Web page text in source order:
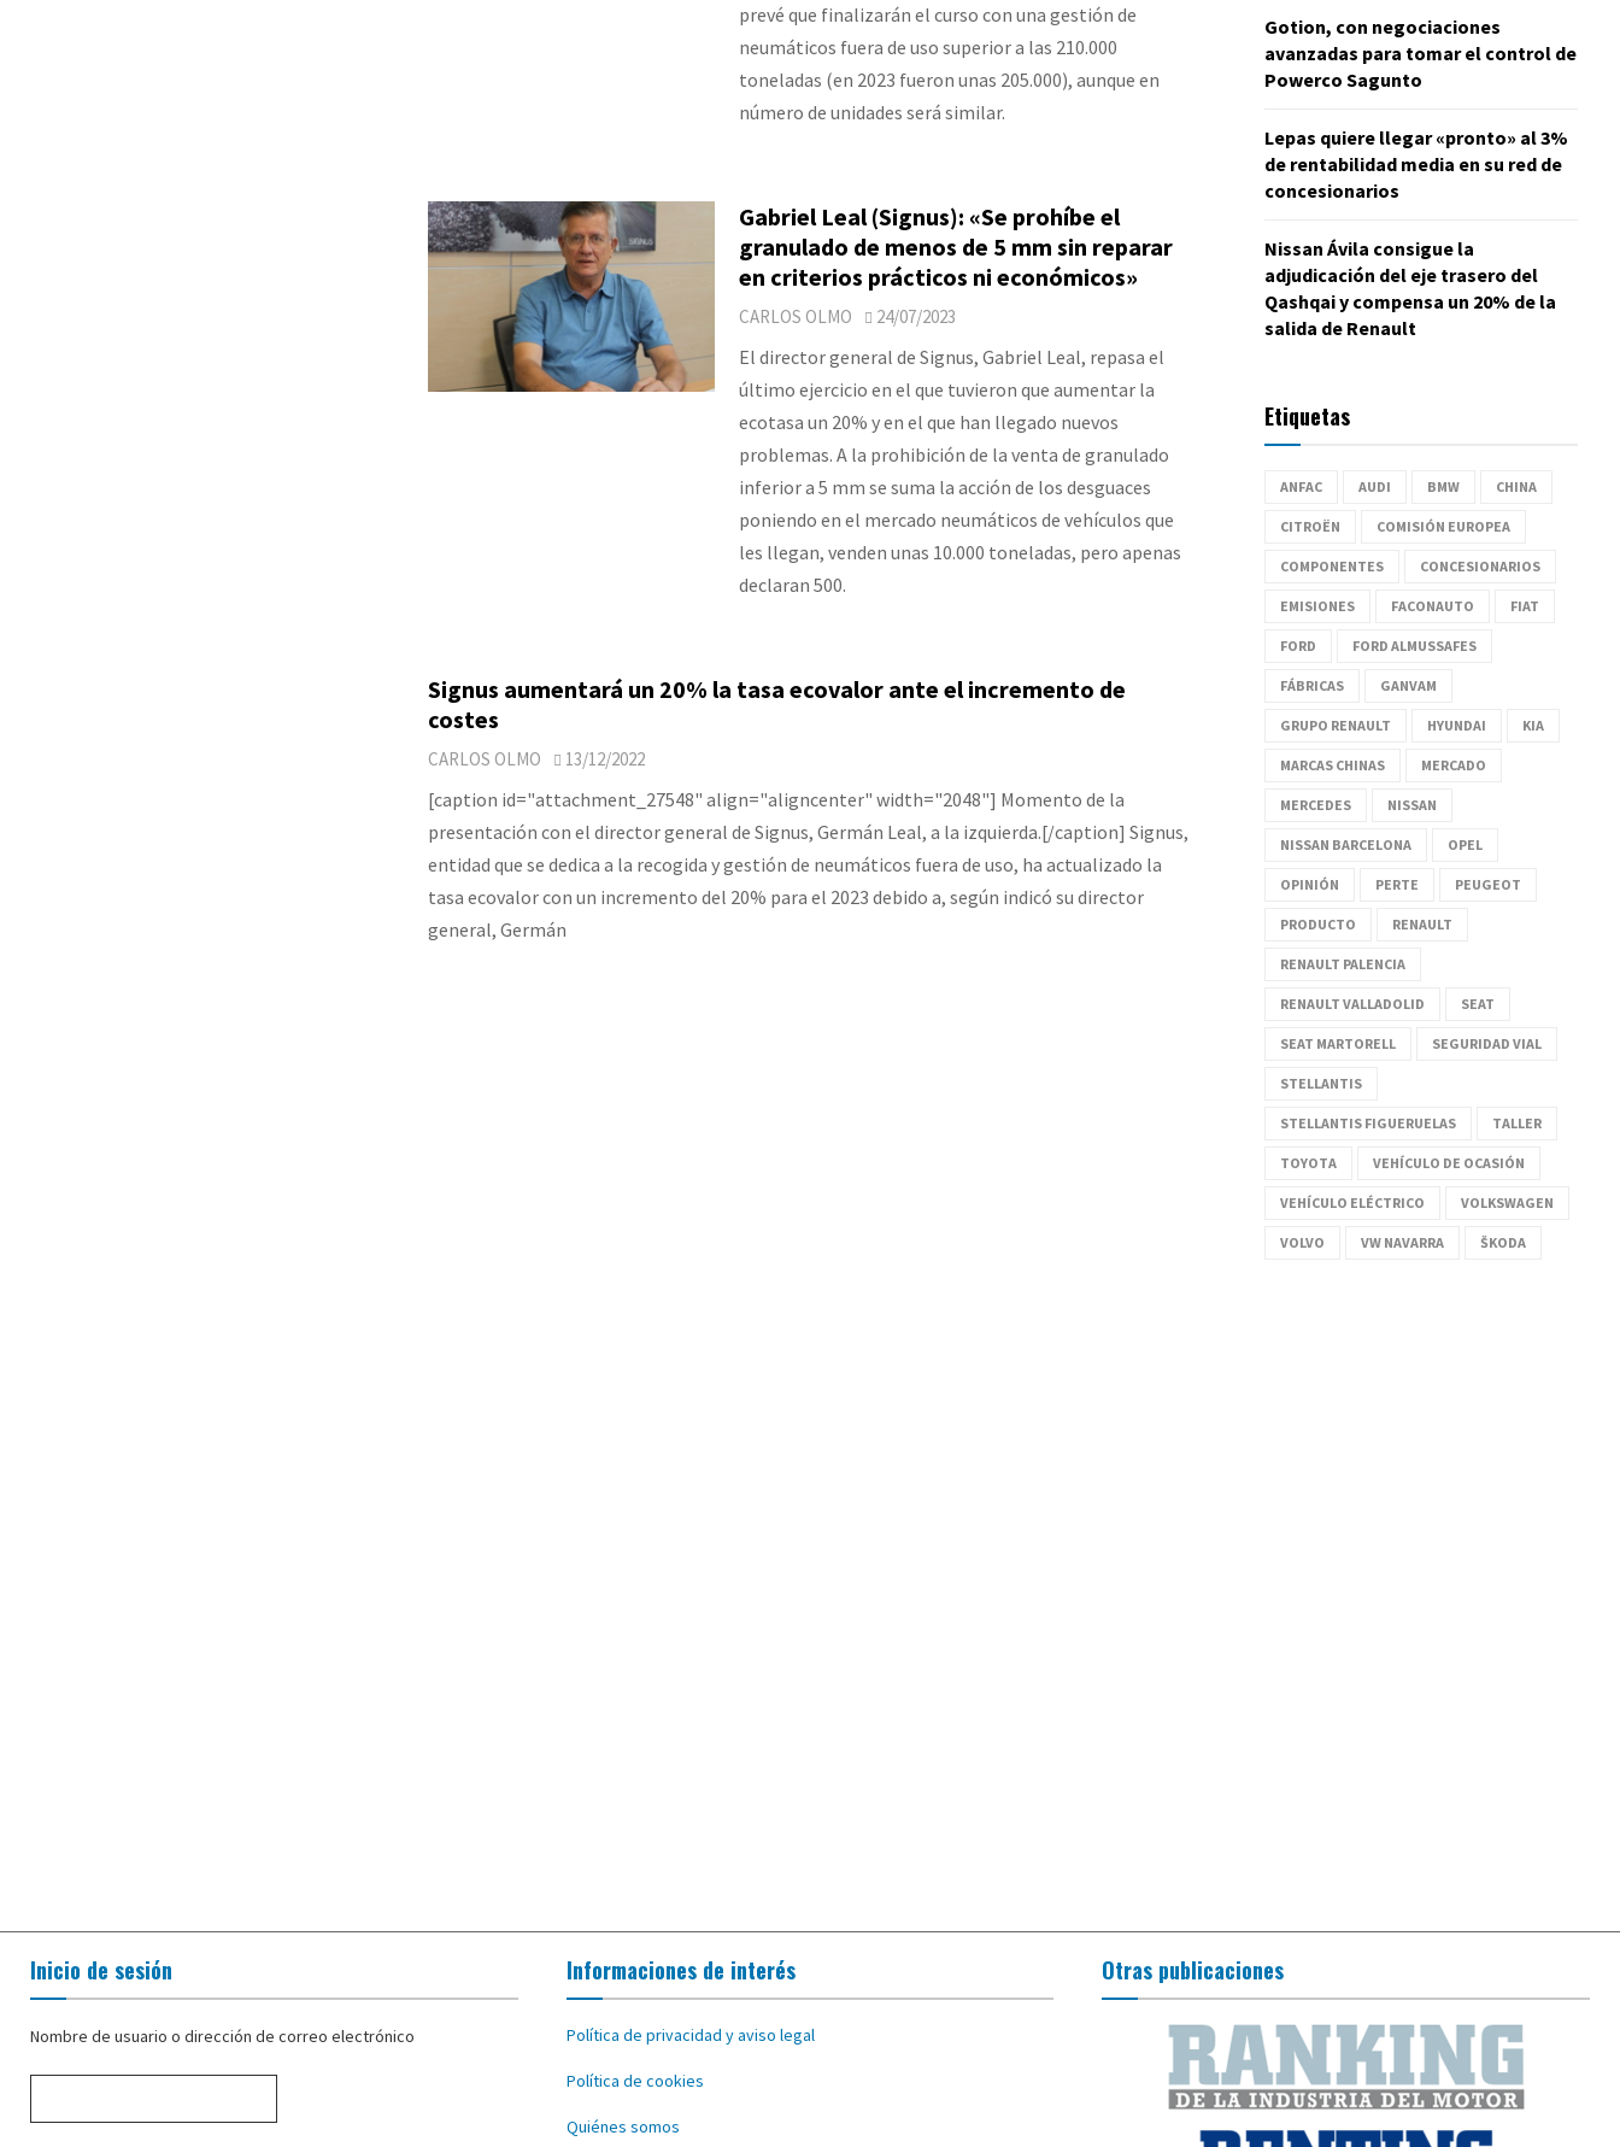
prevé que finalizarán el curso con una gestión de
neumáticos fuera de uso superior a las 210.000
toneladas (en 2023 fueron unas 205.000), aunque en
número de unidades será similar.
Gabriel Leal (Signus): «Se prohíbe el
granulado de menos de 5 mm sin reparar
en criterios prácticos ni económicos»
CARLOS OLMO 24/07/2023
El director general de Signus, Gabriel Leal, repasa el
último ejercicio en el que tuvieron que aumentar la
ecotasa un 20% y en el que han llegado nuevos
problemas. A la prohibición de la venta de granulado
inferior a 5 mm se suma la acción de los desguaces
poniendo en el mercado neumáticos de vehículos que
les llegan, venden unas 10.000 toneladas, pero apenas
declaran 500.
Signus aumentará un 20% la tasa ecovalor ante el incremento de
costes
CARLOS OLMO 13/12/2022
[caption id="attachment_27548" align="aligncenter" width="2048"] Momento de la
presentación con el director general de Signus, Germán Leal, a la izquierda.[/caption] Signus,
entidad que se dedica a la recogida y gestión de neumáticos fuera de uso, ha actualizado la
tasa ecovalor con un incremento del 20% para el 2023 debido a, según indicó su director
general, Germán
Gotion, con negociaciones
avanzadas para tomar el control de
Powerco Sagunto
Lepas quiere llegar «pronto» al 3%
de rentabilidad media en su red de
concesionarios
Nissan Ávila consigue la
adjudicación del eje trasero del
Qashqai y compensa un 20% de la
salida de Renault
Etiquetas
ANFAC AUDI BMW CHINA
CITROËN COMISIÓN EUROPEA
COMPONENTES CONCESIONARIOS
EMISIONES FACONAUTO FIAT
FORD FORD ALMUSSAFES
FÁBRICAS GANVAM
GRUPO RENAULT HYUNDAI KIA
MARCAS CHINAS MERCADO
MERCEDES NISSAN
NISSAN BARCELONA OPEL
OPINIÓN PERTE PEUGEOT
PRODUCTO RENAULT
RENAULT PALENCIA
RENAULT VALLADOLID SEAT
SEAT MARTORELL SEGURIDAD VIAL
STELLANTIS
STELLANTIS FIGUERUELAS TALLER
TOYOTA VEHÍCULO DE OCASIÓN
VEHÍCULO ELÉCTRICO VOLKSWAGEN
VOLVO VW NAVARRA ŠKODA
Inicio de sesión
Nombre de usuario o dirección de correo electrónico
Informaciones de interés
Política de privacidad y aviso legal
Política de cookies
Quiénes somos
Otras publicaciones